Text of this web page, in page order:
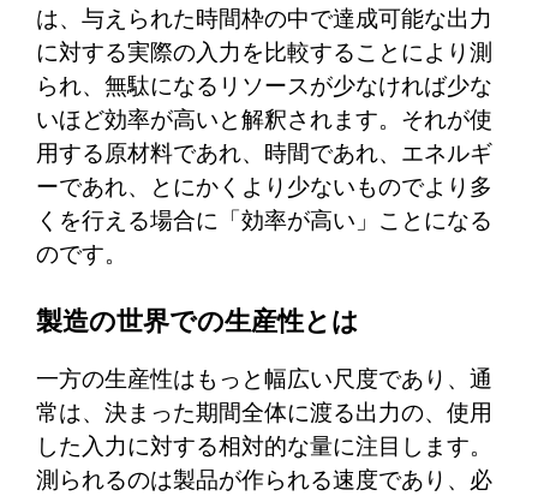
は、与えられた時間枠の中で達成可能な出力
に対する実際の入力を比較することにより測
られ、無駄になるリソースが少なければ少な
いほど効率が高いと解釈されます。それが使
用する原材料であれ、時間であれ、エネルギ
ーであれ、とにかくより少ないものでより多
くを行える場合に「効率が高い」ことになる
のです。
製造の世界での生産性とは
一方の生産性はもっと幅広い尺度であり、通
常は、決まった期間全体に渡る出力の、使用
した入力に対する相対的な量に注目します。
測られるのは製品が作られる速度であり、必